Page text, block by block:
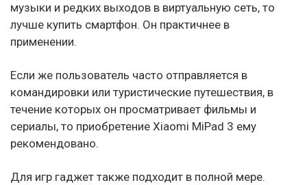
музыки и редких выходов в виртуальную сеть, то
лучше купить смартфон. Он практичнее в
применении.
Если же пользователь часто отправляется в
командировки или туристические путешествия, в
течение которых он просматривает фильмы и
сериалы, то приобретение Xiaomi MiPad 3 ему
рекомендовано.
Для игр гаджет также подходит в полной мере.